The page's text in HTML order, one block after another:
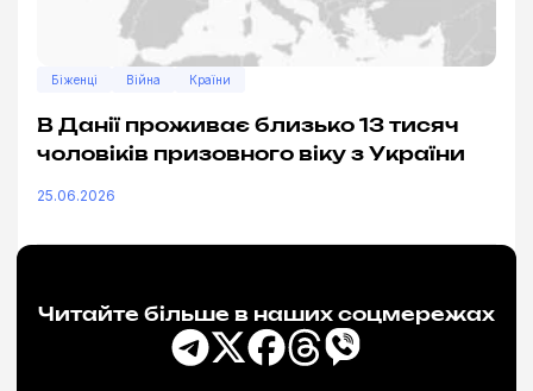
Біженці Війна Країни
В Данії проживає близько 13 тисяч
чоловіків призовного віку з України
25.06.2026
Читайте більше в наших соцмережах